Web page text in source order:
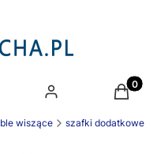
wiszące szafki dodatkowe